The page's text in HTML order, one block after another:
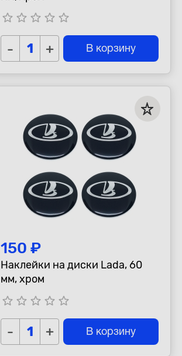
star_border star_border star_border star_border star_border
- + В корзину
150 ₽
Наклейки на диски Lada, 60
мм, хром
star_border star_border star_border star_border star_border
- + В корзину